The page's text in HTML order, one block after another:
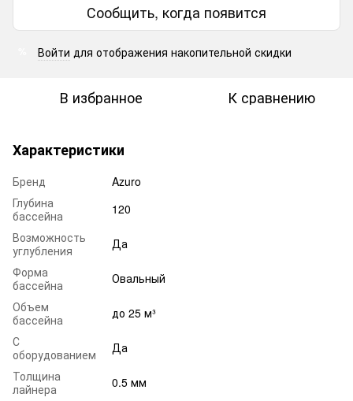
Сообщить, когда появится
Войти для отображения накопительной скидки
В избранное К сравнению
Характеристики
Бренд
Azuro
Глубина
бассейна
120
Возможность
углубления
Да
Форма
бассейна
Овальный
Объем
бассейна
до 25 м³
С
оборудованием
Да
Толщина
лайнера
0.5 мм